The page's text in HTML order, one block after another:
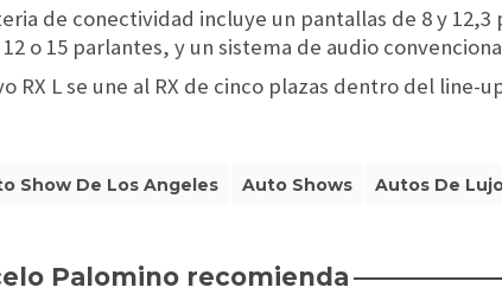
de conectividad incluye un pantallas de 8 y
o 15 parlantes, y un sistema de audio
RX L se une al RX de cinco plazas dentro del line-
Show De Los Angeles Auto Shows Autos De
Palomino recomienda